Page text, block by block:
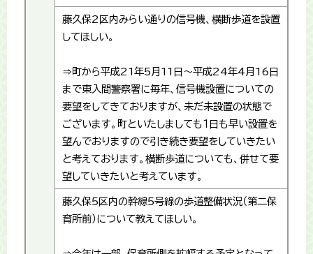
藤久保2区内みらい通りの信号機、横断歩道を設置
してほしい。
⇒町から平成21年5月11日～平成24年4月16日
まで東入間警察署に毎年、信号機設置についての
要望をしてきておりますが、未だ未設置の状態で
ございます。町といたしましても１日も早い設置を
望んでおりますので引き続き要望をしていきたい
と考えております。横断歩道についても、併せて要
望していきたいと考えています。
藤久保5区内の幹線5号線の歩道整備状況（第二保
育所前）について教えてほしい。